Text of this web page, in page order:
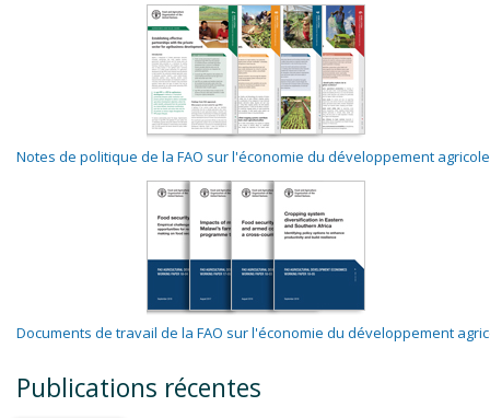
Notes de politique de la FAO sur l'économie du développement agricole
Documents de travail de la FAO sur l'économie du développement
Publications récentes